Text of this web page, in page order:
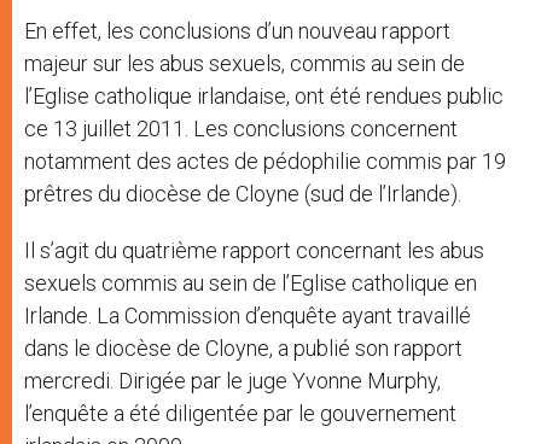
En effet, les conclusions d’un nouveau rapport
majeur sur les abus sexuels, commis au sein de
l’Eglise catholique irlandaise, ont été rendues public
ce 13 juillet 2011. Les conclusions concernent
notamment des actes de pédophilie commis par 19
prêtres du diocèse de Cloyne (sud de l’Irlande).
Il s’agit du quatrième rapport concernant les abus
sexuels commis au sein de l’Eglise catholique en
Irlande. La Commission d’enquête ayant travaillé
dans le diocèse de Cloyne, a publié son rapport
mercredi. Dirigée par le juge Yvonne Murphy,
l’enquête a été diligentée par le gouvernement